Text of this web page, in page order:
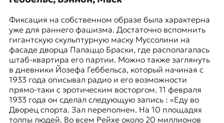
Фиксация на собственном образе была характерна
уже для раннего фашизма. Достаточно вспомнить
гигантскую скульптурную маску Муссолини на
фасаде дворца Палаццо Браски, где располагалась
штаб-квартира его партии. Можно также заглянуть
в дневники Йозефа Геббельса, который начиная с
1933 года описывал радио и его возможности
прямо-таки с эротическим восторгом. 11 февраля
1933 года он сделал следующую запись : «Еду во
Дворец спорта. Зал переполнен. На 10 площадях
толпы людей. Во всем Рейхе около 20 миллионов